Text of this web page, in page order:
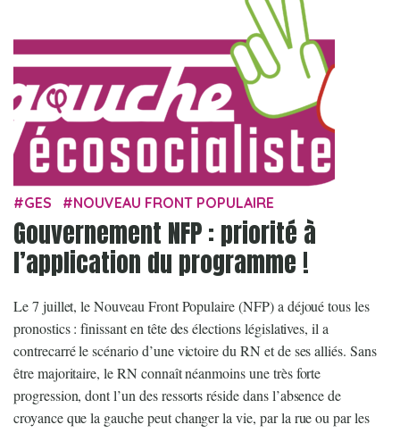
GES NOUVEAU FRONT POPULAIRE
Gouvernement NFP : priorité à
l’application du programme !
Le 7 juillet, le Nouveau Front Populaire (NFP) a déjoué tous les
pronostics : finissant en tête des élections législatives, il a
contrecarré le scénario d’une victoire du RN et de ses alliés. Sans
être majoritaire, le RN connaît néanmoins une très forte
progression, dont l’un des ressorts réside dans l’absence de
croyance que la gauche peut changer la vie, par la rue ou par les